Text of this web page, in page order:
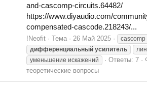
and-cascomp-circuits.64482/
https://www.diyaudio.com/
compensated-cascode.218243/...
!Neofit Тема 26 Май 2025 cascomp
дифференциальный усилитель
уменьшение искажений
Ответы: 7
теоретические вопросы